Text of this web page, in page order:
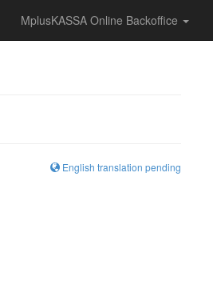
MplusKASSA Online Backoffice
English translation pending